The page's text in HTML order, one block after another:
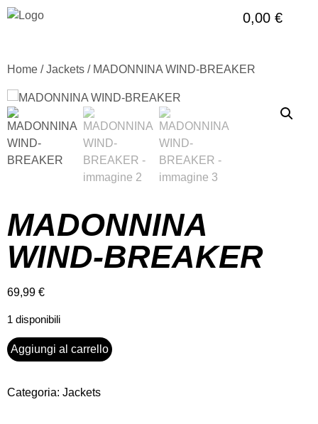
0,00 €
Home /Jackets / MADONNINA WIND-BREAKER
MADONNINA
WIND-BREAKER
69,99 €
1 disponibili
Aggiungi al carrello
Categoria: Jackets